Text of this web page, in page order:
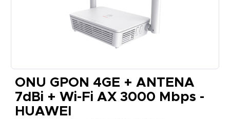
Mbps
HUAWEI
Modelo:
ONU GPON 4GE + ANTENA
7dBi + Wi-Fi AX 3000 Mbps -
HUAWEI